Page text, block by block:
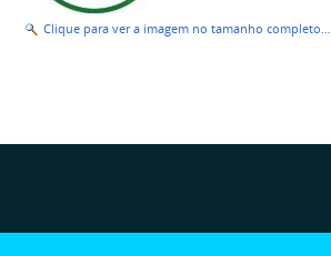
Clique para ver a imagem no tamanho completo…